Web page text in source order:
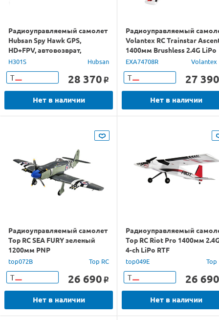
Радиоуправляемый самолет
Hubsan Spy Hawk GPS,
HD+FPV, автовозврат,
автопилот, компас, 2.4G
H301S Hubsan
Т 28 370 o
Нет в наличии
Радиоуправляемый
Volantex RC Trainstar
1400мм Brushless 2.4G LiPo
RTF
EXA74708R Volantex
Т 27 390
Нет в наличии
Радиоуправляемый самолет
Top RC SEA FURY зеленый
1200мм PNP
top072B Top RC
Т 26 690 o
Нет в наличии
Радиоуправляемый
Top RC Riot Pro 1400мм
4-ch LiPo RTF
top049E Top
Т 26 690
Нет в наличии